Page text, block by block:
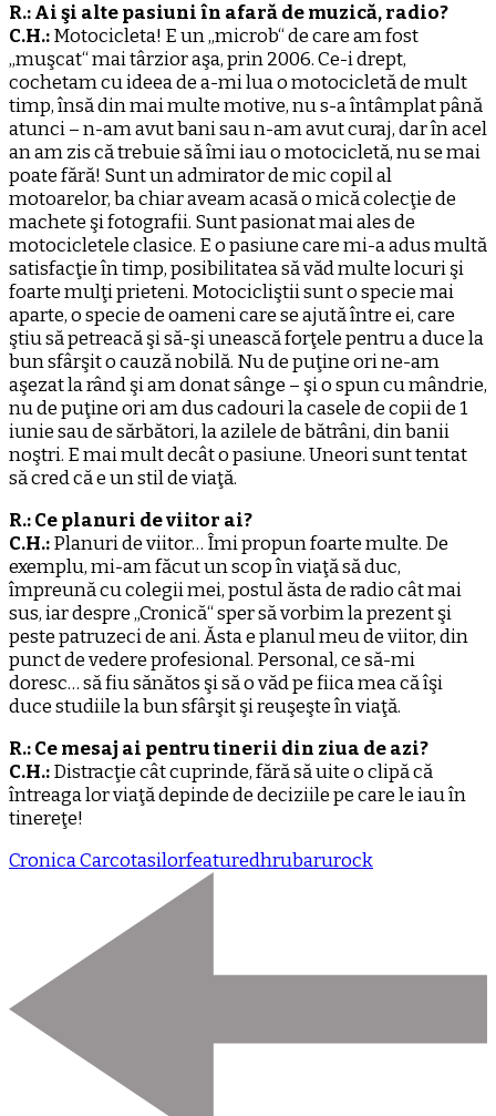
R.: Ai şi alte pasiuni în afară de muzică, radio?
C.H.:Motocicleta! E un „microb“ de care am fost
„muşcat“ mai târzior aşa, prin 2006. Ce-i drept,
cochetam cu ideea de a-mi lua o motocicletă de mult
timp, însă din mai multe motive, nu s-a întâmplat până
atunci – n-am avut bani sau n-am avut curaj, dar în acel
an am zis că trebuie să îmi iau o motocicletă, nu se mai
poate fără! Sunt un admirator de mic copil al
motoarelor, ba chiar aveam acasă o mică colecţie de
machete şi fotografii. Sunt pasionat mai ales de
motocicletele clasice. E o pasiune care mi-a adus multă
satisfacţie în timp, posibilitatea să văd multe locuri şi
foarte mulţi prieteni. Motocicliştii sunt o specie mai
aparte, o specie de oameni care se ajută între ei, care
ştiu să petreacă şi să-şi unească forţele pentru a duce la
bun sfârşit o cauză nobilă. Nu de puţine ori ne-am
aşezat la rând şi am donat sânge – şi o spun cu mândrie,
nu de puţine ori am dus cadouri la casele de copii de 1
iunie sau de sărbători, la azilele de bătrâni, din banii
noştri. E mai mult decât o pasiune. Uneori sunt tentat
să cred că e un stil de viaţă.
R.: Ce planuri de viitor ai?
C.H.:Planuri de viitor… Îmi propun foarte multe. De
exemplu, mi-am făcut un scop în viaţă să duc,
împreună cu colegii mei, postul ăsta de radio cât mai
sus, iar despre „Cronică“ sper să vorbim la prezent şi
peste patruzeci de ani. Ăsta e planul meu de viitor, din
punct de vedere profesional. Personal, ce să-mi
doresc… să fiu sănătos şi să o văd pe fiica mea că îşi
duce studiile la bun sfârşit şi reuşeşte în viaţă.
R.: Ce mesaj ai pentru tinerii din ziua de azi?
C.H.:Distracţie cât cuprinde, fără să uite o clipă că
întreaga lor viaţă depinde de deciziile pe care le iau în
tinereţe!
Cronica Carcotasilorfeaturedhrubarurock